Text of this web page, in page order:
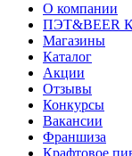
О компании
ПЭТ&BEER
Магазины
Каталог
Акции
Отзывы
Конкурсы
Вакансии
Франшиза
Крафтовое